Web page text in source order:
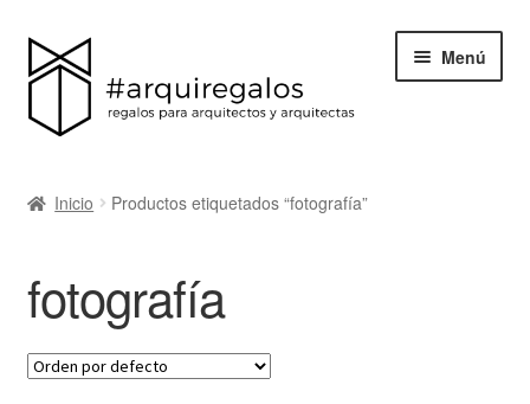
Menú
BLACK FRIDAY
Blog
Inicio Productos etiquetados “fotografía”
fotografía